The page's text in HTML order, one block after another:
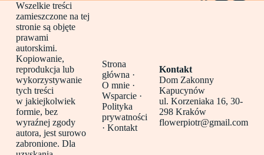
Wszelkie treści
zamieszczone na tej
stronie są objęte
prawami
autorskimi.
Kopiowanie,
reprodukcja lub
wykorzystywanie
tych treści
w jakiejkolwiek
formie, bez
wyraźnej zgody
autora, jest surowo
zabronione. Dla
Strona
główna ·
O mnie ·
Wsparcie ·
Polityka
prywatności
·Kontakt
Kontakt
Dom Zakonny
Kapucynów
ul. Korzeniaka 16, 30-
298 Kraków
flowerpiotr@gmail.com